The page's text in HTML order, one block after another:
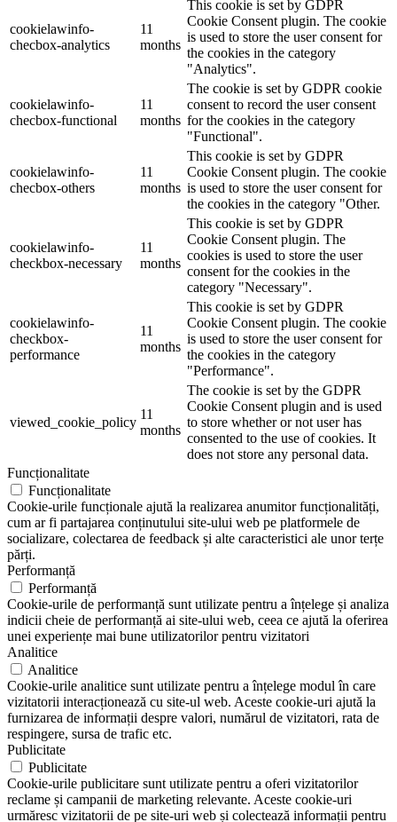
cookielawinfo-
checbox-analytics
11
months
This cookie is set by GDPR
Cookie Consent plugin. The cookie
is used to store the user consent for
the cookies in the category
"Analytics".
cookielawinfo-
checbox-functional
11
months
The cookie is set by GDPR cookie
consent to record the user consent
for the cookies in the category
"Functional".
cookielawinfo-
checbox-others
11
months
This cookie is set by GDPR
Cookie Consent plugin. The cookie
is used to store the user consent for
the cookies in the category "Other.
cookielawinfo-
checkbox-necessary
11
months
This cookie is set by GDPR
Cookie Consent plugin. The
cookies is used to store the user
consent for the cookies in the
category "Necessary".
cookielawinfo-
checkbox-
performance
11
months
This cookie is set by GDPR
Cookie Consent plugin. The cookie
is used to store the user consent for
the cookies in the category
"Performance".
viewed_cookie_policy
11
months
The cookie is set by the GDPR
Cookie Consent plugin and is used
to store whether or not user has
consented to the use of cookies. It
does not store any personal data.
Funcționalitate
Funcționalitate
Cookie-urile funcționale ajută la realizarea anumitor funcționalități,
cum ar fi partajarea conținutului site-ului web pe platformele de
socializare, colectarea de feedback și alte caracteristici ale unor terțe
părți.
Performanță
Performanță
Cookie-urile de performanță sunt utilizate pentru a înțelege și analiza
indicii cheie de performanță ai site-ului web, ceea ce ajută la oferirea
unei experiențe mai bune utilizatorilor pentru vizitatori
Analitice
Analitice
Cookie-urile analitice sunt utilizate pentru a înțelege modul în care
vizitatorii interacționează cu site-ul web. Aceste cookie-uri ajută la
furnizarea de informații despre valori, numărul de vizitatori, rata de
respingere, sursa de trafic etc.
Publicitate
Publicitate
Cookie-urile publicitare sunt utilizate pentru a oferi vizitatorilor
reclame și campanii de marketing relevante. Aceste cookie-uri
urmăresc vizitatorii de pe site-uri web și colectează informații pentru